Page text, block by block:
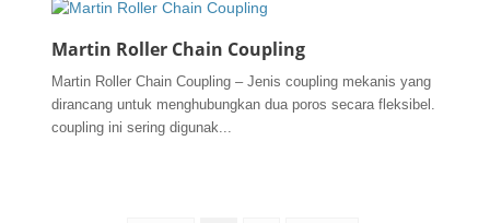
Martin Roller Chain Coupling
Martin Roller Chain Coupling – Jenis coupling mekanis yang
dirancang untuk menghubungkan dua poros secara fleksibel.
coupling ini sering digunak...